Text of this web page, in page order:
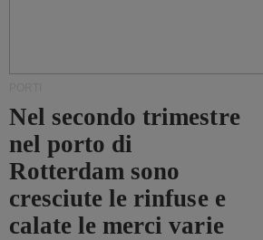
Nel secondo trimestre
nel porto di
Rotterdam sono
cresciute le rinfuse e
calate le merci varie